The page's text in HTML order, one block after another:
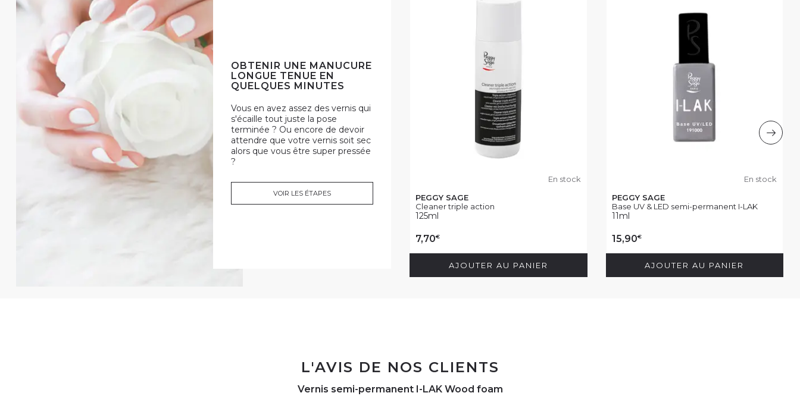
OBTENIR UNE MANUCURE
LONGUE TENUE EN
QUELQUES MINUTES
Vous en avez assez des vernis qui
s'écaille tout juste la pose
terminée ? Ou encore de devoir
attendre que votre vernis soit sec
alors que vous être super pressée
?
VOIR LES ÉTAPES
En stock
PEGGY SAGE
Cleaner triple action
125ml
7,70€
AJOUTER AU PANIER
En stock
PEGGY SAGE
Base UV & LED semi-permanent I-LAK
11ml
15,90€
AJOUTER AU PANIER
L'AVIS DE NOS CLIENTS
Vernis semi-permanent I-LAK Wood foam